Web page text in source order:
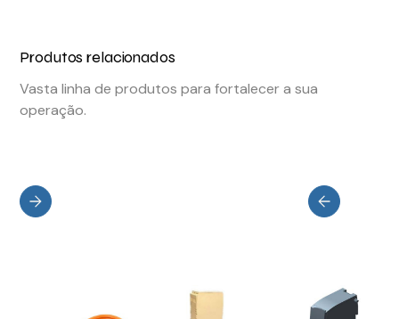
Produtos relacionados
Vasta linha de produtos para fortalecer a sua
operação.